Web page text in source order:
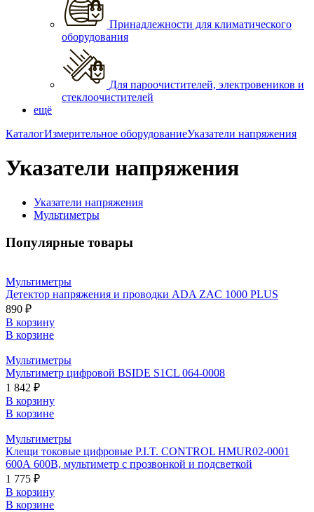
Принадлежности для климатического
оборудования
Для пароочистителей, электровеников и
стеклоочистителей
ещё
КаталогИзмерительное оборудованиеУказатели напряжения
Указатели напряжения
Указатели напряжения
Мультиметры
Популярные товары
Мультиметры
Детектор напряжения и проводки ADA ZAC 1000 PLUS
890 ₽
В корзину
В корзине
Мультиметры
Мультиметр цифровой BSIDE S1CL 064-0008
1 842 ₽
В корзину
В корзине
Мультиметры
Клещи токовые цифровые P.I.T. CONTROL HMUR02-0001
600А 600В, мультиметр с прозвонкой и подсветкой
1 775 ₽
В корзину
В корзине